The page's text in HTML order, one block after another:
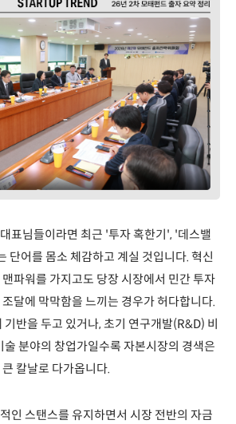
표님들이라면 최근 '투자 혹한기', '데스밸
어를 몸소 체감하고 계실 것입니다. 혁신
파워를 가지고도 당장 시장에서 민간 투자
달에 막막함을 느끼는 경우가 허다합니다.
반을 두고 있거나, 초기 연구개발(R&D) 비
술 분야의 창업가일수록 자본시장의 경색은
칼날로 다가옵니다.
인 스탠스를 유지하면서 시장 전반의 자금